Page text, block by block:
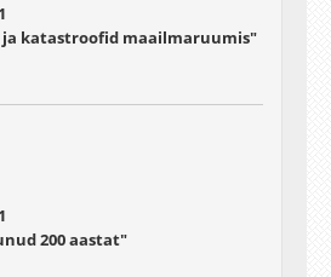
ja katastroofid maailmaruumis"
200 aastat"